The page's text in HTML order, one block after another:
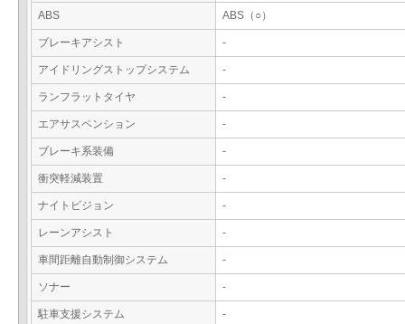
ABS ABS（○）
ブレーキアシスト -
アイドリングストップシステム -
ランフラットタイヤ -
エアサスペンション -
ブレーキ系装備 -
衝突軽減装置 -
ナイトビジョン -
レーンアシスト -
車間距離自動制御システム -
ソナー -
駐車支援システム -